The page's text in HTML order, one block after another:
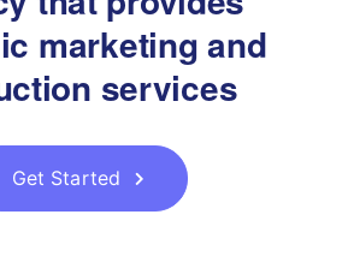
marketing and
services
Get Started